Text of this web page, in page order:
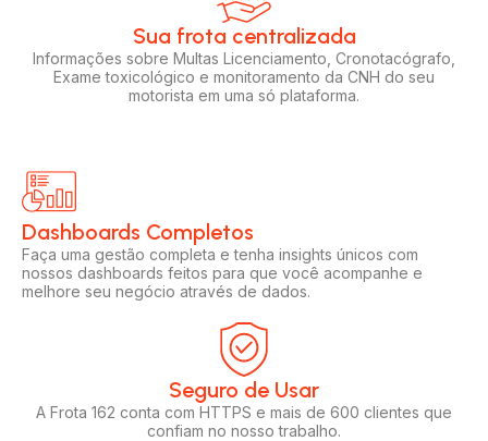
Sua frota centralizada​
Informações sobre Multas Licenciamento, Cronotacógrafo,
Exame toxicológico e monitoramento da CNH do seu
motorista em uma só plataforma.
Dashboards Completos​​
Faça uma gestão completa e tenha insights únicos com
nossos dashboards feitos para que você acompanhe e
melhore seu negócio através de dados.
Seguro de Usar​
A Frota 162 conta com HTTPS e mais de 600 clientes que
confiam no nosso trabalho.